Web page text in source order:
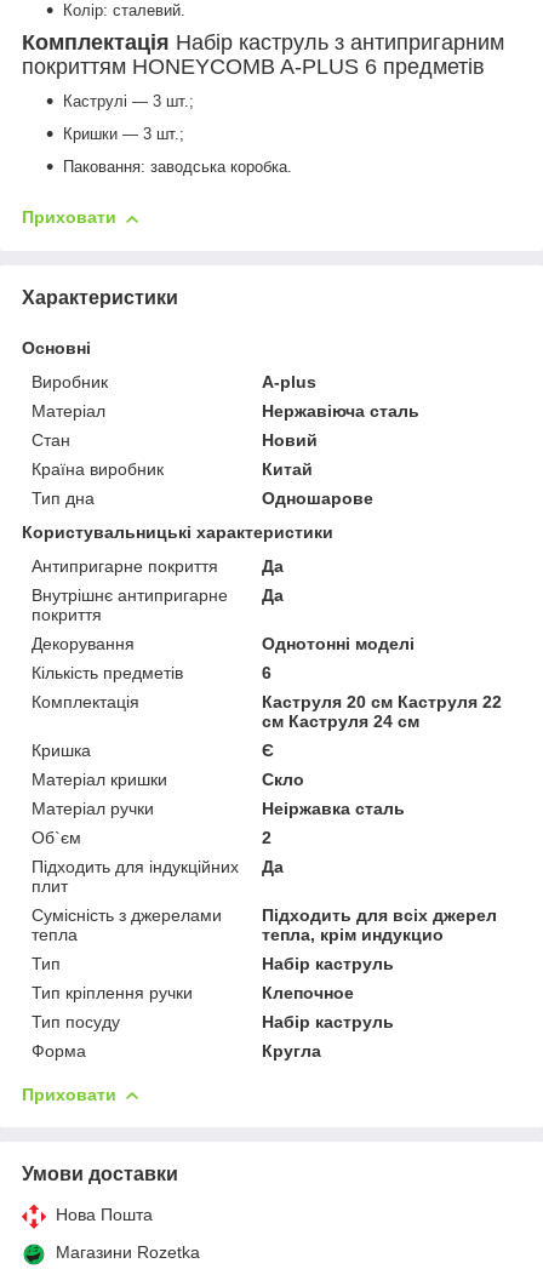
Колір: сталевий.
Комплектація Набір каструль з антипригарним
покриттям HONEYCOMB A-PLUS 6 предметів
Каструлі — 3 шт.;
Кришки — 3 шт.;
Паковання: заводська коробка.
Приховати
Характеристики
Основні
Виробник
A-plus
Матеріал
Нержавіюча сталь
Стан
Новий
Країна виробник
Китай
Тип дна
Одношарове
Користувальницькі характеристики
Антипригарне покриття
Да
Внутрішнє антипригарне
покриття
Да
Декорування
Однотонні моделі
Кількість предметів
6
Комплектація
Каструля 20 см Каструля 22
см Каструля 24 см
Кришка
Є
Матеріал кришки
Скло
Матеріал ручки
Неіржавка сталь
Об`єм
2
Підходить для індукційних
плит
Да
Сумісність з джерелами
тепла
Підходить для всіх джерел
тепла, крім индукцио
Тип
Набір каструль
Тип кріплення ручки
Клепочное
Тип посуду
Набір каструль
Форма
Кругла
Приховати
Умови доставки
Нова Пошта
Магазини Rozetka